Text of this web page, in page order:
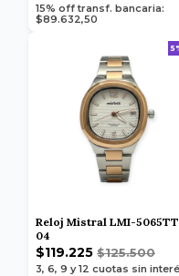
15% off transf. bancaria:
$89.632,50
Reloj Mistral LMI-
04
$119.225 $125.500
3, 6, 9 y 12 cuotas sin